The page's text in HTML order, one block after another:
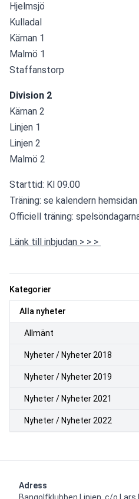
Kategorier
Alla nyheter
Allmänt
Nyheter / Nyheter 2018
Nyheter / Nyheter 2019
Nyheter / Nyheter 2021
Nyheter / Nyheter 2022
Hjelmsjö
Kulladal
Kärnan 1
Malmö 1
Staffanstorp
Division 2
Kärnan 2
Linjen 1
Linjen 2
Malmö 2
Starttid: Kl 09.00
Träning: se kalendern hemsidan
Officiell träning:
Länk till inbjudan > > >
Adress